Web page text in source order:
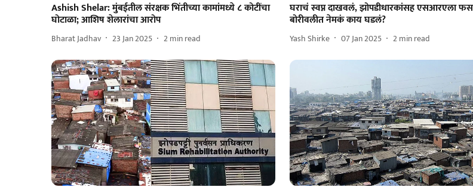
Ashish Shelar: मुंबईतील संरक्षक भिंतीच्या कामांमध्ये ८ कोटींचा
घोटाळा; आशिष शेलारांचा आरोप
Bharat Jadhav 23 Jan 2025 2min read
घराचं स्वप्न दाखवलं, झोपडीधारकांसह एसआरएला
बोरीवलीत नेमकं काय घडलं?
Yash Shirke 07 Jan 2025 2min read